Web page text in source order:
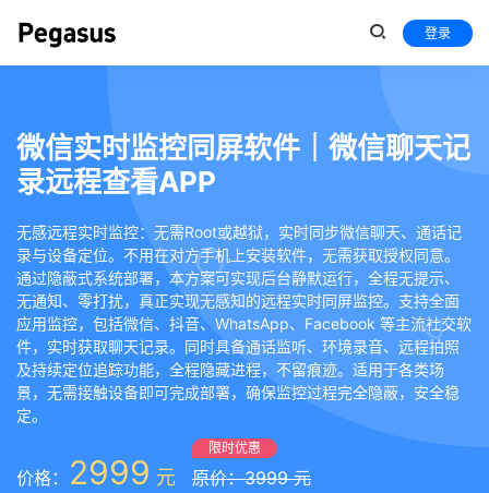
登录
微信实时监控同屏软件｜微信聊天记
录远程查看APP
无感远程实时监控：无需Root或越狱，实时同步微信聊天、通话记
录与设备定位。不用在对方手机上安装软件，无需获取授权同意。
通过隐蔽式系统部署，本方案可实现后台静默运行，全程无提示、
无通知、零打扰，真正实现无感知的远程实时同屏监控。支持全面
应用监控，包括微信、抖音、WhatsApp、Facebook 等主流社交软
件，实时获取聊天记录。同时具备通话监听、环境录音、远程拍照
及持续定位追踪功能，全程隐藏进程，不留痕迹。适用于各类场
景，无需接触设备即可完成部署，确保监控过程完全隐蔽，安全稳
定。
价格： 2999 元
限时优惠
原价：3999 元